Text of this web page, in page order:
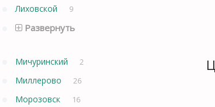
Лиховской 9
Развернуть
Мичуринский 2
Миллерово 26
Морозовск 16
Ц